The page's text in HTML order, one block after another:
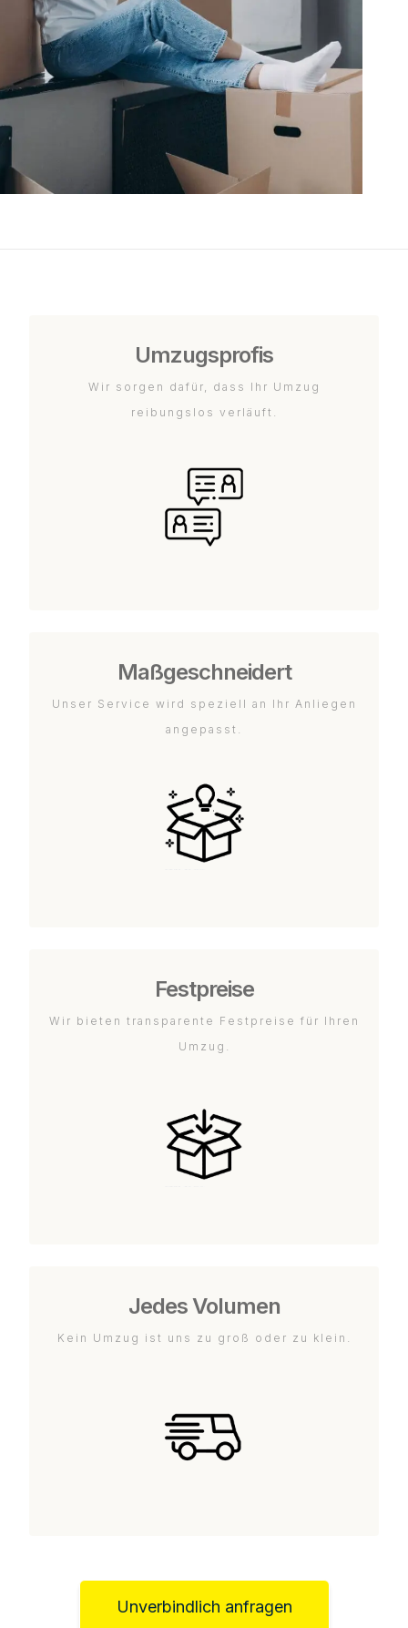
Umzugsprofis
Wir sorgen dafür, dass Ihr Umzug
reibungslos verläuft.
Maßgeschneidert
Unser Service wird speziell an Ihr Anliegen
angepasst.
Festpreise
Wir bieten transparente Festpreise für Ihren
Umzug.
Jedes Volumen
Kein Umzug ist uns zu groß oder zu klein.
Unverbindlich anfragen